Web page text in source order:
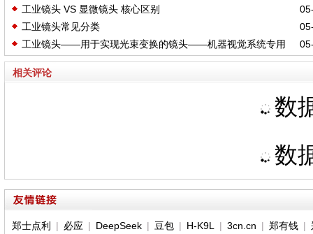
压板式
工业镜头 VS 显微镜头 核心区别
工业镜头常见分类
工业镜头——用于实现光束变换的镜头——机器视觉系统专用
光学镜头
相关评论
数
数
郑士点利 | 必应 | DeepSeek| 豆包| H-K9L | 3cn.cn | 郑有钱|